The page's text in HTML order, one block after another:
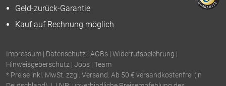
Geld-zurück-Garantie
Kauf auf Rechnung möglich
Impressum | Datenschutz | AGBs | Widerrufsbelehrung |
Hinweisgeberschutz | Jobs | Team
* Preise inkl. MwSt. zzgl. Versand. Ab 50 € versandkostenfrei (in